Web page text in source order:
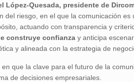
López-Quesada, presidente de
del riesgo, en el que la comunicación
actuando con transparencia y
construye confianza y anticipa
y alineada con la estrategia de
que la clave para el futuro de la
de decisiones empresariales.